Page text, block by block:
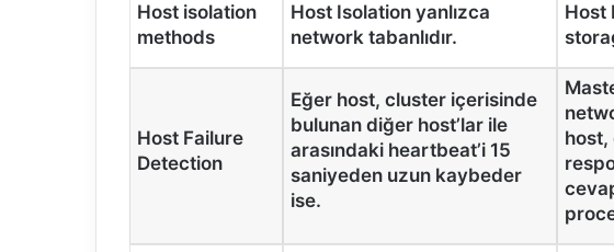
Host isolation
methods
Host Isolation yanlızca
network tabanlıdır.
Host
Host Failure
Detection
Eğer host, cluster içerisinde
bulunan diğer host’lar ile
arasındaki heartbeat’i 15
saniyeden uzun kaybeder
ise.
host,